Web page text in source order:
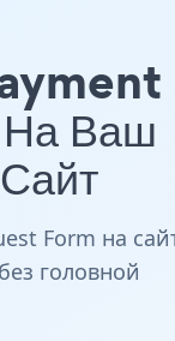
Ваш
Form на
головной